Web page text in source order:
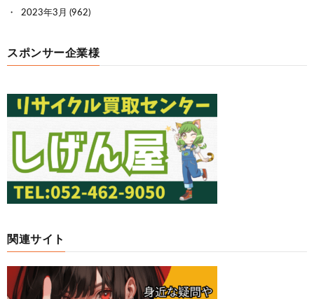
2023年3月 (962)
スポンサー企業様
関連サイト